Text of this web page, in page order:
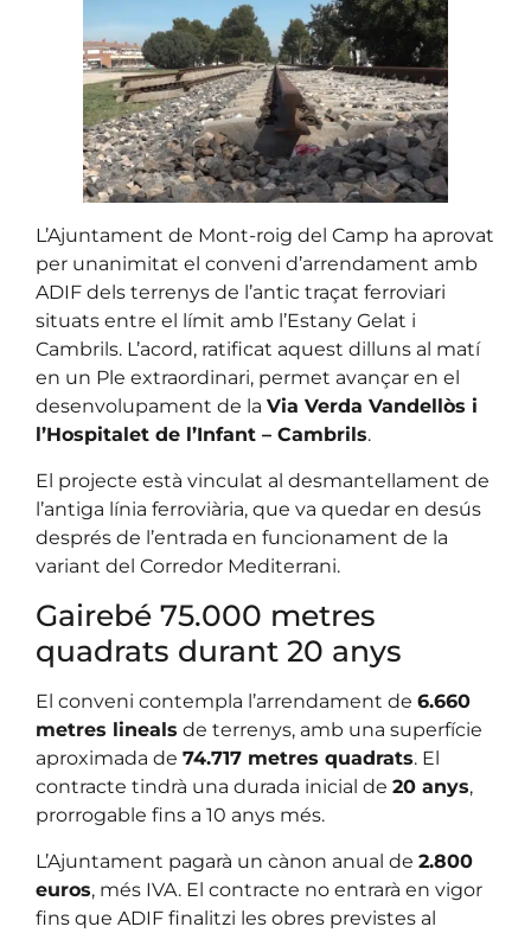
L’Ajuntament de Mont-roig del Camp ha aprovat
per unanimitat el conveni d’arrendament amb
ADIF dels terrenys de l’antic traçat ferroviari
situats entre el límit amb l’Estany Gelat i
Cambrils. L’acord, ratificat aquest dilluns al matí
en un Ple extraordinari, permet avançar en el
desenvolupament de la Via Verda Vandellòs i
l’Hospitalet de l’Infant – Cambrils.
El projecte està vinculat al desmantellament de
l’antiga línia ferroviària, que va quedar en desús
després de l’entrada en funcionament de la
variant del Corredor Mediterrani.
Gairebé 75.000 metres
quadrats durant 20 anys
El conveni contempla l’arrendament de 6.660
metres lineals de terrenys, amb una superfície
aproximada de 74.717 metres quadrats. El
contracte tindrà una durada inicial de 20 anys,
prorrogable fins a 10 anys més.
L’Ajuntament pagarà un cànon anual de 2.800
euros, més IVA. El contracte no entrarà en vigor
fins que ADIF finalitzi les obres previstes al